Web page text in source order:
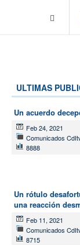
url('../../images/
ULTIMAS
Un acuerdo
Feb 24, 2021
Comunicados
8888
Un rótulo
una reacción
Feb 11, 2021
Comunicados
8715